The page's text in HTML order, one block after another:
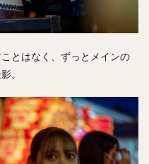
とはなく、ずっとメインの
。